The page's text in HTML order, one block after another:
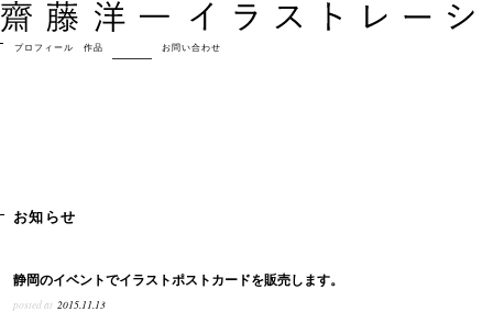
プロフィール 作品 お問い合わせ
お知らせ
静岡のイベントでイラストポストカードを販売します。
posted at 2015.11.13